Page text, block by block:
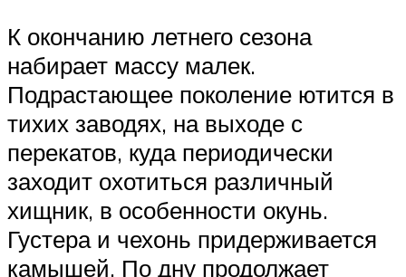
К окончанию летнего сезона
набирает массу малек.
Подрастающее поколение ютится в
тихих заводях, на выходе с
перекатов, куда периодически
заходит охотиться различный
хищник, в особенности окунь.
Густера и чехонь придерживается
камышей. По дну продолжает